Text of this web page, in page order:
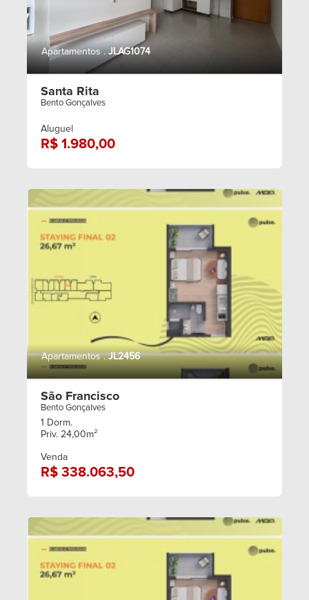
Apartamentos .JLAG1074
Santa Rita
Bento Gonçalves
Aluguel
R$ 1.980,00
Apartamentos .JL2456
São Francisco
Bento Gonçalves
1 Dorm.
Priv. 24,00m²
Venda
R$ 338.063,50